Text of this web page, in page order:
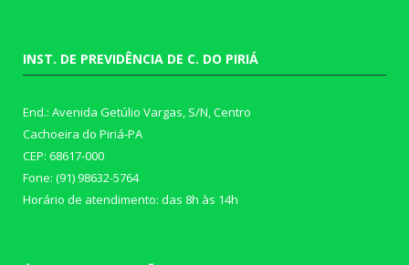
INST. DE PREVIDÊNCIA DE C. DO PIRIÁ
End.: Avenida Getúlio Vargas, S/N, Centro
Cachoeira do Piriá-PA
CEP: 68617-000
Fone: (91) 98632-5764
Horário de atendimento: das 8h às 14h